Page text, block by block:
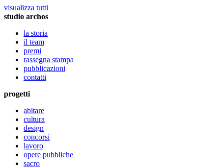
visualizza tutti
studio archos
la storia
il team
premi
rassegna stampa
pubblicazioni
contatti
progetti
abitare
cultura
design
concorsi
lavoro
opere pubbliche
sacro